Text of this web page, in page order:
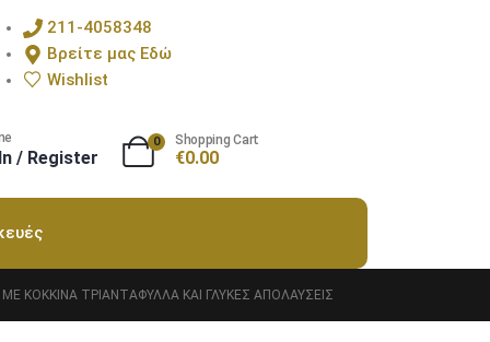
211-4058348
Βρείτε μας Εδώ
Wishlist
/ Register
0 Shopping Cart
€0.00
ΚΌΚΚΙΝΑ ΤΡΙΑΝΤΆΦΥΛΛΑ ΚΑΙ ΓΛΥΚΈΣ ΑΠΟΛΑΎΣΕΙΣ